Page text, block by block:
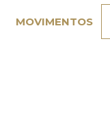
MOVIMENTOS